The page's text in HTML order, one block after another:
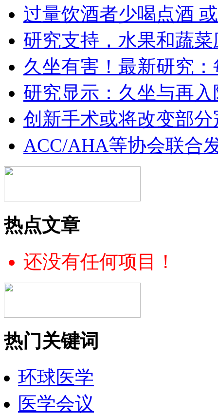
过量饮酒者少喝点酒
研究支持，水果和蔬
久坐有害！最新研究
研究显示：久坐与再
创新手术或将改变部
ACC/AHA等协会联合
热点文章
还没有任何项目！
热门关键词
环球医学
医学会议